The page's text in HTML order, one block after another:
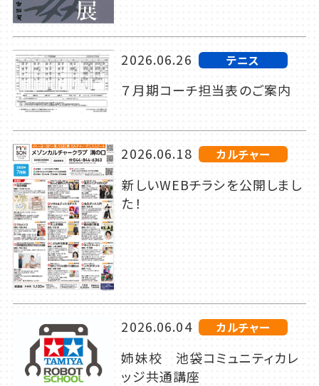
2026.06.26 テニス
７月期コーチ担当表のご案内
2026.06.18 カルチャー
新しいWEBチラシを公開しまし
た！
2026.06.04 カルチャー
姉妹校 池袋コミュニティカレ
ッジ共通講座